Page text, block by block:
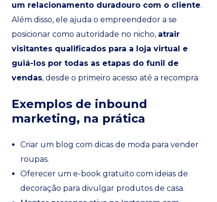
um relacionamento duradouro com o cliente.
Além disso, ele ajuda o empreendedor a se
posicionar como autoridade no nicho, atrair
visitantes qualificados para a loja virtual e
guiá-los por todas as etapas do funil de
vendas, desde o primeiro acesso até a recompra.
Exemplos de inbound
marketing, na prática
Criar um blog com dicas de moda para vender
roupas.
Oferecer um e-book gratuito com ideias de
decoração para divulgar produtos de casa.